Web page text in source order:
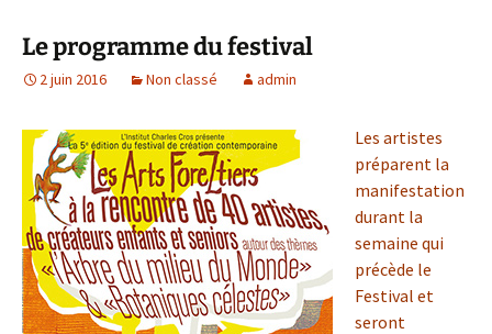
Le programme du festival
2 juin 2016 Non classé admin
Les artistes
préparent la
manifestation
durant la
semaine qui
précède le
Festival et
seront